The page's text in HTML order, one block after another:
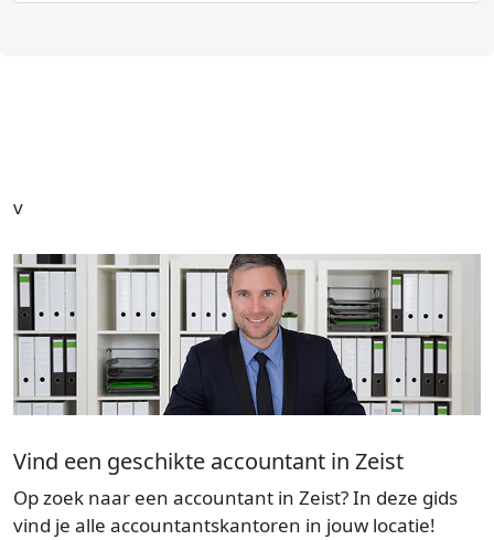
v
Vind een geschikte accountant in Zeist
Op zoek naar een accountant in Zeist? In deze gids
vind je alle accountantskantoren in jouw locatie!